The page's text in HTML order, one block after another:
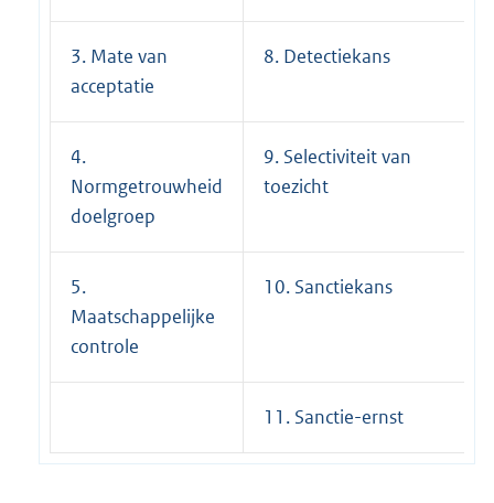
3. Mate van
acceptatie
8. Detectiekans
4.
Normgetrouwheid
doelgroep
9. Selectiviteit van
toezicht
5.
Maatschappelijke
controle
10. Sanctiekans
11. Sanctie-ernst